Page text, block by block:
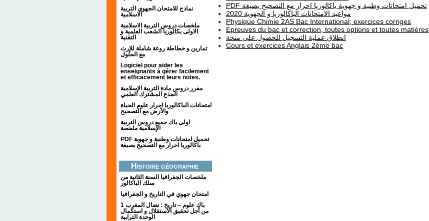
نمادج للامتحان الجهوي التربية
الاسلامية
ملخصات دروس التربية الاسلامية
الاولى بكالوريا الشعب العلمية و
التقنية
تمارين و خطاطة روعة شاملة للإرث
مع الحلول
Logiciel pour aider les
enseignants à gérer facilement
et efficacement leurs notes.
مقرر دروس مادة التربية الإسلامية
الجذع المشترك العلمي
امتحانات الباكالوريا احرار علوم الحياة
والأرض مع التصحيح
اولى باك جميع دروس التربية
الإسلامية ملخصة
PDF تحميل امتحانات وطنية و جهوية
باكالوريا احرار مع التصحيح بصيغة
Histoire géographie
ملخصات الجغرافيا السنة الثانية من
سلك الباكالور
امتحان جهوي في التاريخ و الجغرافيا
1 باك علوم – تاريخ : نضال المغرب
من أجل تحقيق الاستقلال و استكمال
الوحدة الترابية
PDF تحميل امتحانات وطنية و جهوية باكالوريا احرار مع التصحيح بصيغة
مواعيد الامتحانات الباكالوريا و الجهوية 2020
Physique Chimie 2AS Bac International; exercices corriges
Épreuves du bac et correction, toutes options et toutes matières
انطلاق عملية التسجيل للحصول على منحة
Cours et exercices Anglais 2ème bac